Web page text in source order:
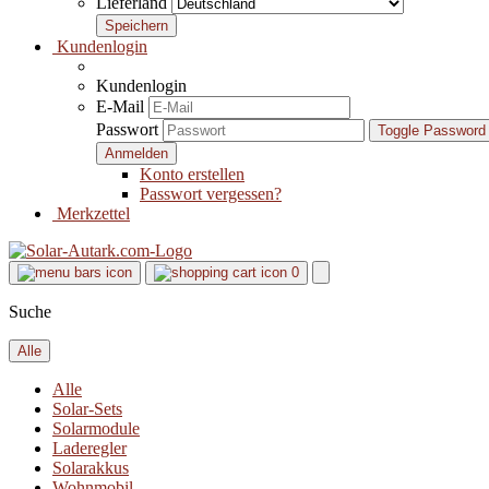
Kundenlogin
Kundenlogin
E-Mail
Passwort
Toggle
Konto erstellen
Passwort vergessen?
Merkzettel
0
Suche
Alle
Alle
Solar-Sets
Solarmodule
Laderegler
Solarakkus